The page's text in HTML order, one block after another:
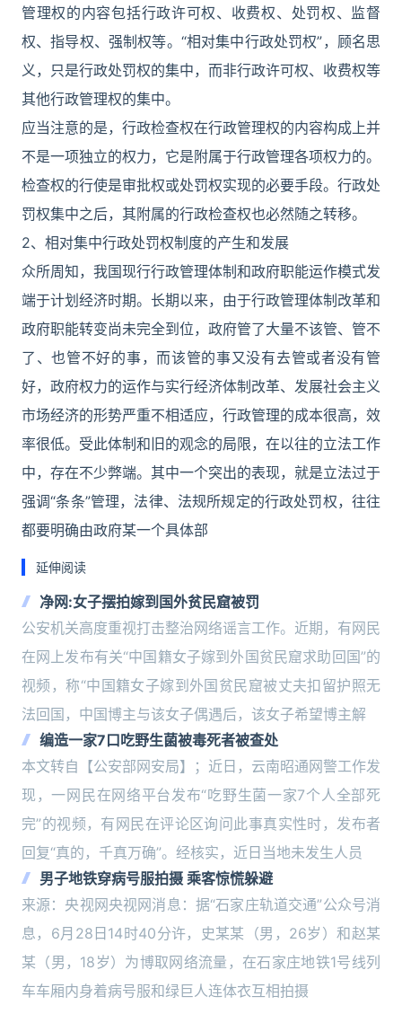
管理权的内容包括行政许可权、收费权、处罚权、监督
权、指导权、强制权等。“相对集中行政处罚权”，顾名思
义，只是行政处罚权的集中，而非行政许可权、收费权等
其他行政管理权的集中。
应当注意的是，行政检查权在行政管理权的内容构成上并
不是一项独立的权力，它是附属于行政管理各项权力的。
检查权的行使是审批权或处罚权实现的必要手段。行政处
罚权集中之后，其附属的行政检查权也必然随之转移。
2、相对集中行政处罚权制度的产生和发展
众所周知，我国现行行政管理体制和政府职能运作模式发
端于计划经济时期。长期以来，由于行政管理体制改革和
政府职能转变尚未完全到位，政府管了大量不该管、管不
了、也管不好的事，而该管的事又没有去管或者没有管
好，政府权力的运作与实行经济体制改革、发展社会主义
市场经济的形势严重不相适应，行政管理的成本很高，效
率很低。受此体制和旧的观念的局限，在以往的立法工作
中，存在不少弊端。其中一个突出的表现，就是立法过于
强调“条条”管理，法律、法规所规定的行政处罚权，往往
都要明确由政府某一个具体部
延伸阅读
净网:女子摆拍嫁到国外贫民窟被罚
公安机关高度重视打击整治网络谣言工作。近期，有网民
在网上发布有关“中国籍女子嫁到外国贫民窟求助回国”的
视频，称“中国籍女子嫁到外国贫民窟被丈夫扣留护照无
法回国，中国博主与该女子偶遇后，该女子希望博主解
编造一家7口吃野生菌被毒死者被查处
本文转自【公安部网安局】；近日，云南昭通网警工作发
现，一网民在网络平台发布“吃野生菌一家7个人全部死
完”的视频，有网民在评论区询问此事真实性时，发布者
回复“真的，千真万确”。经核实，近日当地未发生人员
男子地铁穿病号服拍摄 乘客惊慌躲避
来源：央视网央视网消息：据“石家庄轨道交通”公众号消
息，6月28日14时40分许，史某某（男，26岁）和赵某
某（男，18岁）为博取网络流量，在石家庄地铁1号线列
车车厢内身着病号服和绿巨人连体衣互相拍摄